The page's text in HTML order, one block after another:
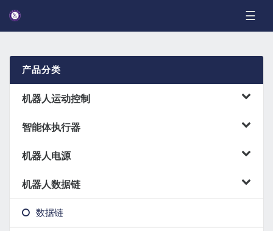
☰
产品分类
机器人运动控制
机器人小脑芯片
智能体执行器
关节控制
关节驱动
机器人电源
机器人BMS
机器人快充
机器人数据链
数据链